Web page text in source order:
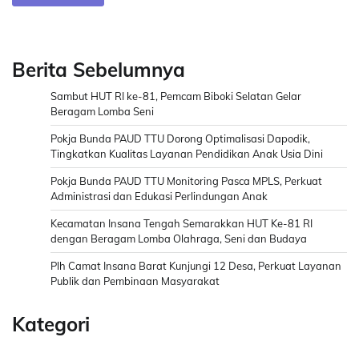
Berita Sebelumnya
Sambut HUT RI ke-81, Pemcam Biboki Selatan Gelar
Beragam Lomba Seni
Pokja Bunda PAUD TTU Dorong Optimalisasi Dapodik,
Tingkatkan Kualitas Layanan Pendidikan Anak Usia Dini
Pokja Bunda PAUD TTU Monitoring Pasca MPLS, Perkuat
Administrasi dan Edukasi Perlindungan Anak
Kecamatan Insana Tengah Semarakkan HUT Ke-81 RI
dengan Beragam Lomba Olahraga, Seni dan Budaya
Plh Camat Insana Barat Kunjungi 12 Desa, Perkuat Layanan
Publik dan Pembinaan Masyarakat
Kategori